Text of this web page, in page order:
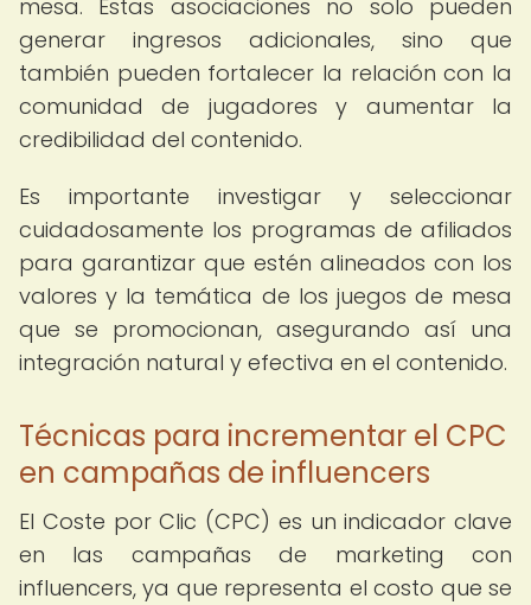
mesa. Estas asociaciones no solo pueden
generar ingresos adicionales, sino que
también pueden fortalecer la relación con la
comunidad de jugadores y aumentar la
credibilidad del contenido.
Es importante investigar y seleccionar
cuidadosamente los programas de afiliados
para garantizar que estén alineados con los
valores y la temática de los juegos de mesa
que se promocionan, asegurando así una
integración natural y efectiva en el contenido.
Técnicas para incrementar el CPC
en campañas de influencers
El Coste por Clic (CPC) es un indicador clave
en las campañas de marketing con
influencers, ya que representa el costo que se